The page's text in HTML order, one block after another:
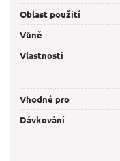
Oblast použití
Vůně
Vlastnosti
Vhodné pro
Dávkování